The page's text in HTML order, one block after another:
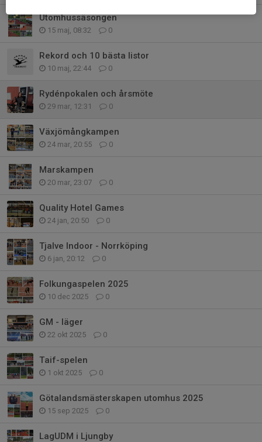
Utomhussäsongen
15 maj, 08:32 0
Rekord och 10 bästa listor
10 maj, 22:44 0
Rydénpokalen och årsmöte
29 mar, 12:31 0
Växjömångkampen
24 mar, 20:55 0
Marskampen
20 mar, 23:07 0
Quality Hotel Games
24 jan, 20:50 0
Tjalve Indoor - Norrköping
6 jan, 20:12 0
Folkungaspelen 2025
10 dec 2025 0
GM - läger
22 okt 2025 0
Taif-spelen
1 okt 2025 0
Götalandsmästerskapen utomhus 2025
15 sep 2025 0
LagUDM i Ljungby